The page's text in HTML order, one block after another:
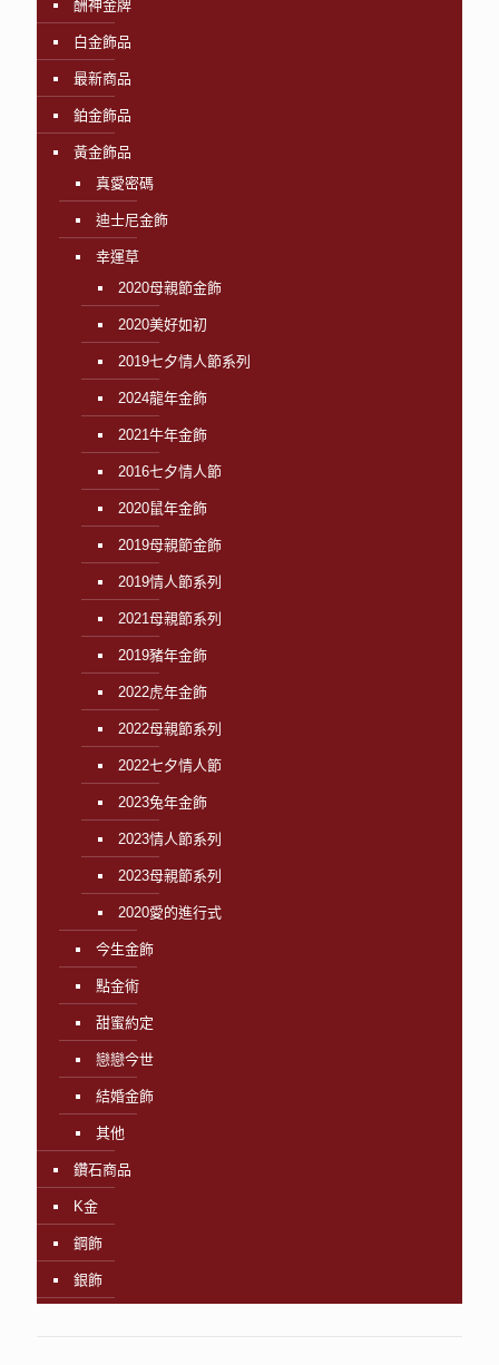
酬神金牌
白金飾品
最新商品
鉑金飾品
黃金飾品
真愛密碼
迪士尼金飾
幸運草
2020母親節金飾
2020美好如初
2019七夕情人節系列
2024龍年金飾
2021牛年金飾
2016七夕情人節
2020鼠年金飾
2019母親節金飾
2019情人節系列
2021母親節系列
2019豬年金飾
2022虎年金飾
2022母親節系列
2022七夕情人節
2023兔年金飾
2023情人節系列
2023母親節系列
2020愛的進行式
今生金飾
點金術
甜蜜約定
戀戀今世
結婚金飾
其他
鑽石商品
K金
鋼飾
銀飾